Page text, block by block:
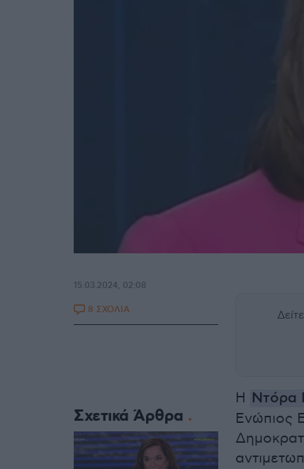
Η Ντόρα
Ενώπιος
15.03.2024, 02:08
8 ΣΧΟΛΙΑ
Σχετικά Άρθρα